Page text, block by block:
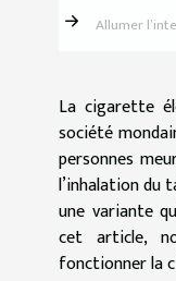
Allumer
La cigarette
société
personnes
l’inhalation du
une variante
cet article,
fonctionner la